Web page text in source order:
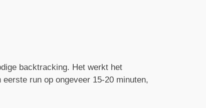
backtracking. Het werkt het
run op ongeveer 15-20 minuten,